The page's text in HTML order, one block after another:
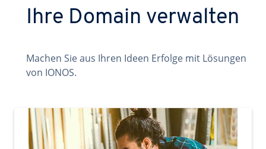
Ihre Domain verwalten
Machen Sie aus Ihren Ideen Erfolge mit Lösungen
von IONOS.